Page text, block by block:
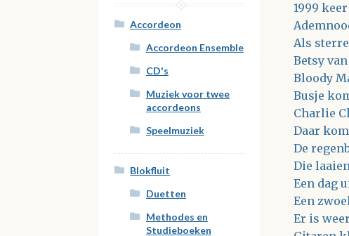
1999 keer
Als
Betsy
Bloody
Busje
Charlie
Daar
De
Die
Een dag
Een
Er is
Accordeon
Accordeon Ensemble
CD's
Muziek voor twee
accordeons
Speelmuziek
Blokfluit
Duetten
Methodes en
Studieboeken